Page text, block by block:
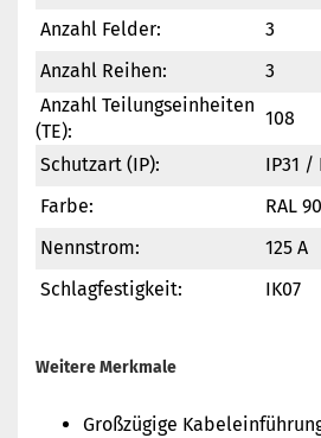
Anzahl Felder:
3
Anzahl Reihen:
3
Anzahl Teilungseinheiten
(TE):
108
Schutzart (IP):
IP31 /
Farbe:
RAL
Nennstrom:
125 A
Schlagfestigkeit:
IK07
Weitere Merkmale
Großzügige